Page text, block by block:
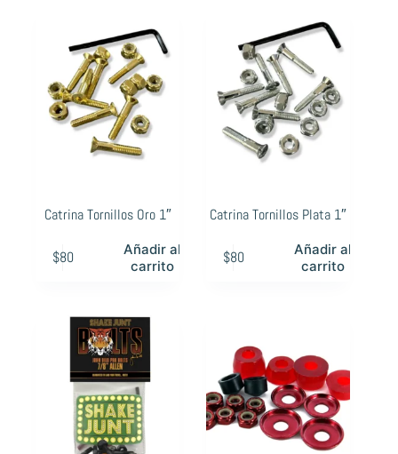
Catrina Tornillos Oro 1″
$80
Añadir al
carrito
Catrina Tornillos Plata 1″
$80
Añadir al
carrito